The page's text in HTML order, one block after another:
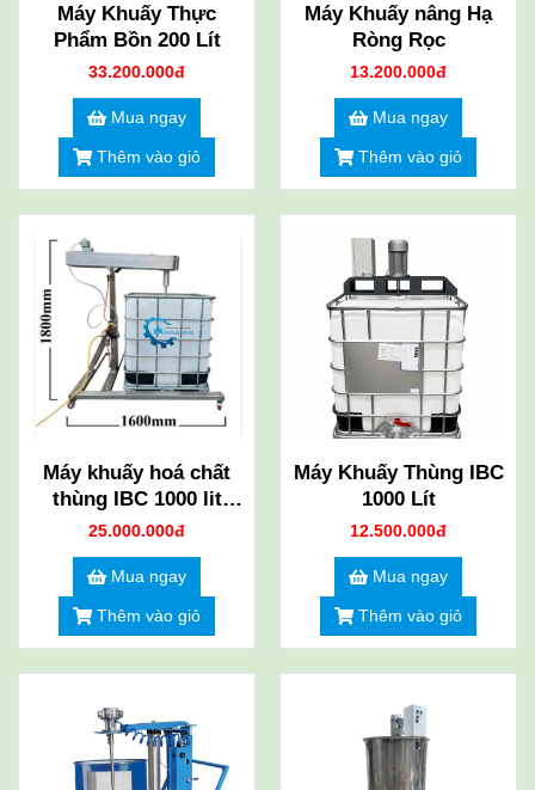
Máy Khuấy Thực
Phẩm Bồn 200 Lít
33.200.000đ
Mua ngay
Thêm vào giỏ
Máy Khuấy nâng Hạ
Ròng Rọc
13.200.000đ
Mua ngay
Thêm vào giỏ
Máy khuấy hoá chất
thùng IBC 1000 lit
dùng hơi
25.000.000đ
Mua ngay
Thêm vào giỏ
Máy Khuấy Thùng IBC
1000 Lít
12.500.000đ
Mua ngay
Thêm vào giỏ